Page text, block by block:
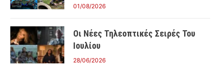
01/08/2026
Οι Νέες Τηλεοπτικές Σειρές Του
Ιουλίου
28/06/2026